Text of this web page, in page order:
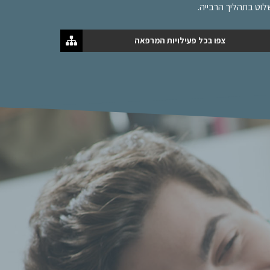
בתהליך הרבייה.
צפו בכל פעילויות המרפאה